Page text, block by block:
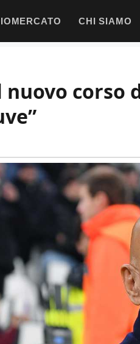
CHI SIAMO
nuovo corso